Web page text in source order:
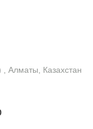
, Алматы, Казахстан